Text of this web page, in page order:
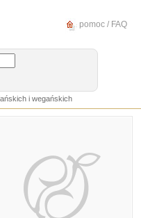
pomoc / FAQ
i wegańskich